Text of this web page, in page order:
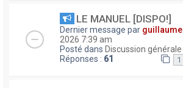
LE MANUEL [DISPO!]
Dernier message par guillaume
2026 7:39 am
Posté dans Discussion générale
Réponses : 61 1